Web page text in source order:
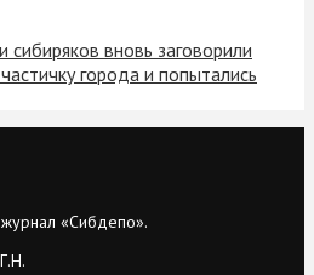
вновь заговорили
города и попытались
«Сибдепо».